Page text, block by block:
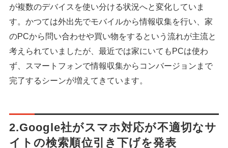
が複数のデバイスを使い分ける状況へと変化していま
す。かつては外出先でモバイルから情報収集を行い、家
のPCから問い合わせや買い物をするという流れが主流と
考えられていましたが、最近では家にいてもPCは使わ
ず、スマートフォンで情報収集からコンバージョンまで
完了するシーンが増えてきています。
2.Google社がスマホ対応が不適切なサ
イトの検索順位引き下げを発表